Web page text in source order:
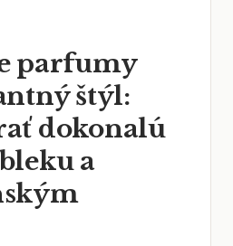
parfumy
štýl:
dokonalú
a